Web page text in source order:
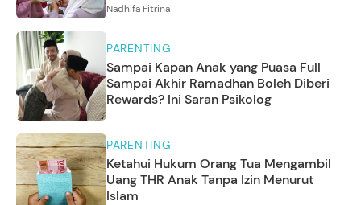
Nadhifa Fitrina
PARENTING
Sampai Kapan Anak yang Puasa Full
Sampai Akhir Ramadhan Boleh Diberi
Rewards? Ini Saran Psikolog
PARENTING
Ketahui Hukum Orang Tua Mengambil
Uang THR Anak Tanpa Izin Menurut
Islam